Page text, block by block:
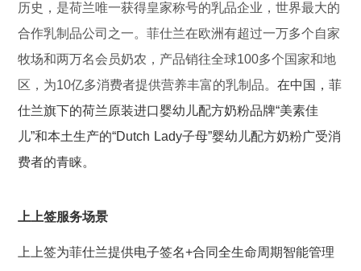
历史，是荷兰唯一获得皇家称号的乳品企业，世界最大的
合作乳制品公司之一。菲仕兰在欧洲有超过一万多个自家
牧场和两万名会员奶农，产品销往全球100多个国家和地
区，为10亿多消费者提供营养丰富的乳制品。在中国，菲
仕兰旗下的荷兰原装进口婴幼儿配方奶粉品牌“美素佳
儿”和本土生产的“Dutch Lady子母”婴幼儿配方奶粉广受消
费者的青睐。
上上签服务场景
上上签为菲仕兰提供电子签名+合同全生命周期智能管理